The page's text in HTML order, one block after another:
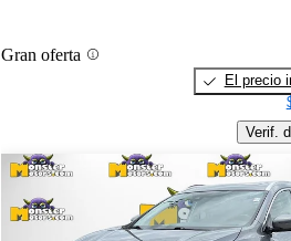
Gran oferta
El precio
Verif.